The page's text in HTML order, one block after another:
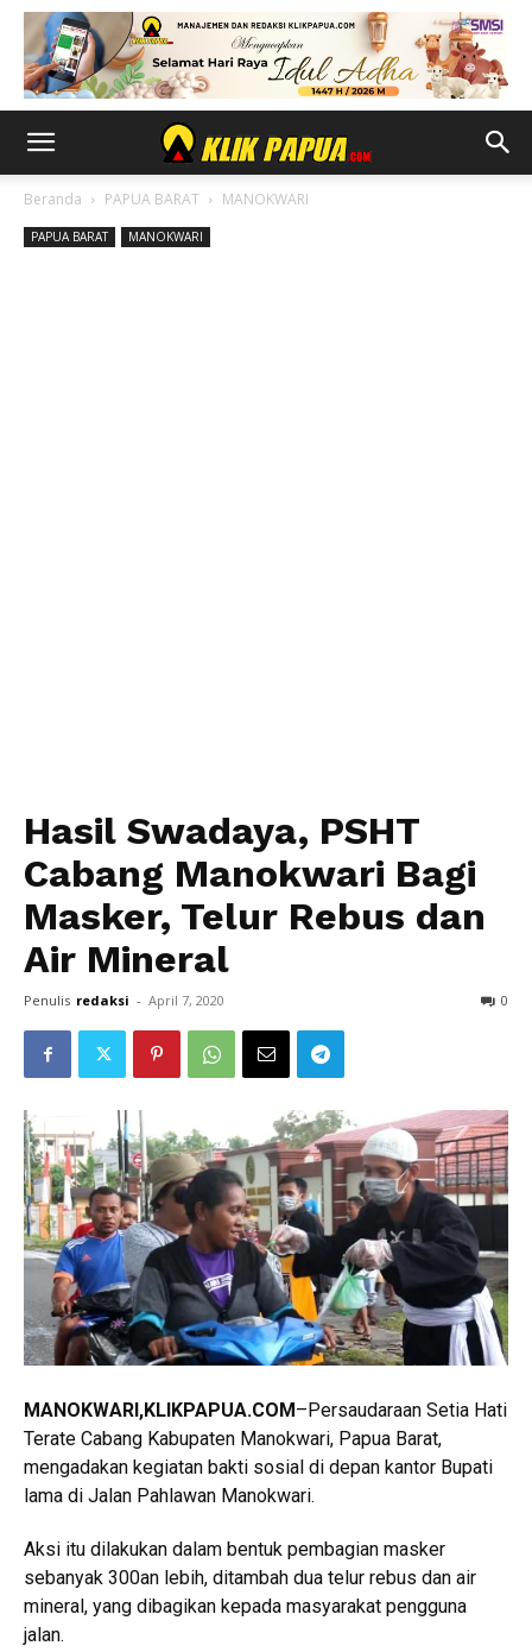
Beranda PAPUA BARAT MANOKWARI
PAPUA BARAT MANOKWARI
Hasil Swadaya, PSHT
Cabang Manokwari Bagi
Masker, Telur Rebus dan
Air Mineral
Penulis redaksi - April 7, 2020 0
MANOKWARI,KLIKPAPUA.COM–Persaudaraan Setia Hati
Terate Cabang Kabupaten Manokwari, Papua Barat,
mengadakan kegiatan bakti sosial di depan kantor Bupati
lama di Jalan Pahlawan Manokwari.
Aksi itu dilakukan dalam bentuk pembagian masker
sebanyak 300an lebih, ditambah dua telur rebus dan air
mineral, yang dibagikan kepada masyarakat pengguna
jalan.